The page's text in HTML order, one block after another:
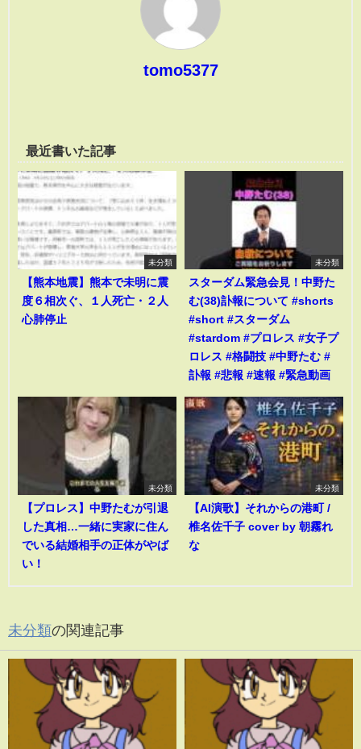
tomo5377
最近書いた記事
未分類
【熊本地震】熊本で未明に震
度６相次ぐ、１人死亡・２人
心肺停止
未分類
スターダム緊急会見！中野た
む(38)訃報について #shorts
#short #スターダム
#stardom #プロレス #女子プ
ロレス #格闘技 #中野たむ #
訃報 #悲報 #速報 #緊急動画
未分類
【プロレス】中野たむが引退
した真相…一緒に実家に住ん
でいる結婚相手の正体がやば
い！
未分類
【AI演歌】それからの港町 /
椎名佐千子 cover by 朝霧れ
な
未分類の関連記事